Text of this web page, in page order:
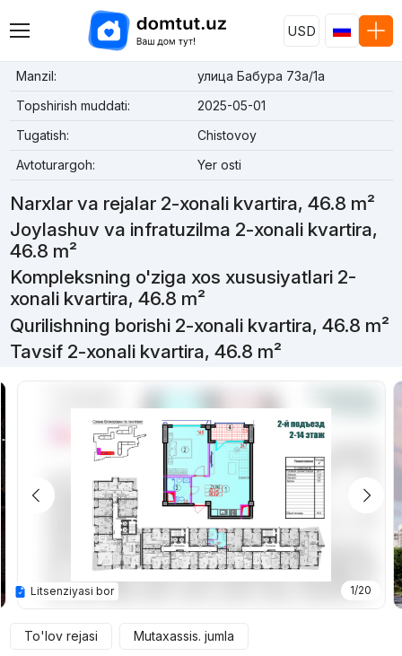
USD
Manzil:
улица Бабура 73a/1a
Topshirish muddati:
2025-05-01
Tugatish:
Chistovoy
Avtoturargoh:
Yer osti
Narxlar va rejalar 2-xonali kvartira, 46.8 m²
Joylashuv va infratuzilma 2-xonali kvartira,
46.8 m²
Kompleksning o'ziga xos xususiyatlari 2-
xonali kvartira, 46.8 m²
Qurilishning borishi 2-xonali kvartira, 46.8 m²
Tavsif 2-xonali kvartira, 46.8 m²
1/20
Litsenziyasi bor
To'lov rejasi Mutaxassis. jumla